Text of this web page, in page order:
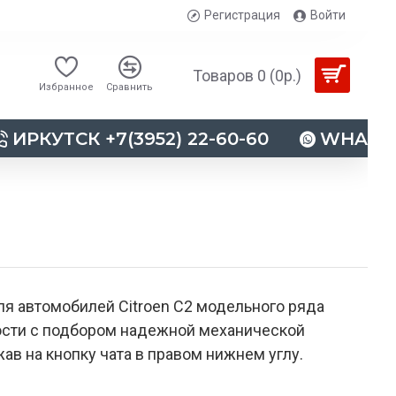
Регистрация Войти
Избранное Сравнить
Товаров 0 (0р.)
ИРКУТСК +7(3952) 22-60-60
автомобилей Citroen C2 модельного ряда
с подбором надежной механической
на кнопку чата в правом нижнем углу.